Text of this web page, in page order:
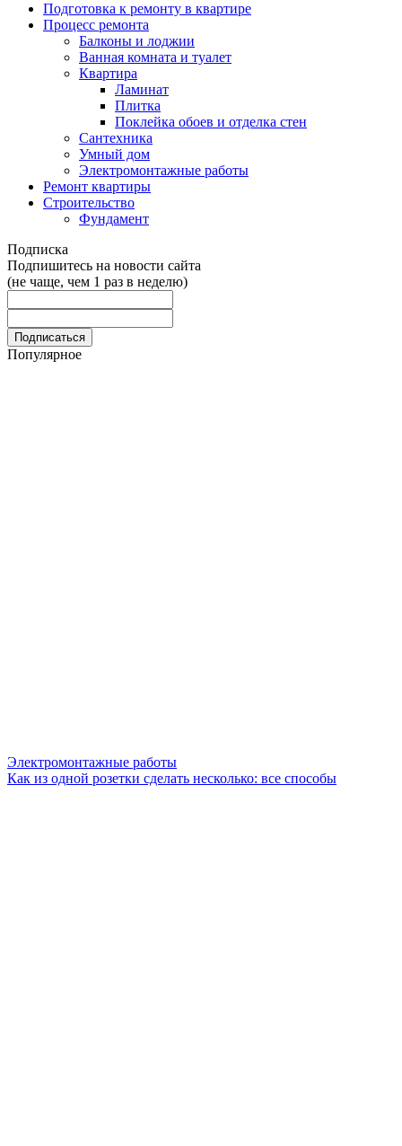
Подготовка к ремонту в квартире
Процесс ремонта
Балконы и лоджии
Ванная комната и туалет
Квартира
Ламинат
Плитка
Поклейка обоев и отделка стен
Сантехника
Умный дом
Электромонтажные работы
Ремонт квартиры
Строительство
Фундамент
Подписка
Подпишитесь на новости сайта
(не чаще, чем 1 раз в неделю)
Популярное
Электромонтажные работы
Как из одной розетки сделать несколько: все способы